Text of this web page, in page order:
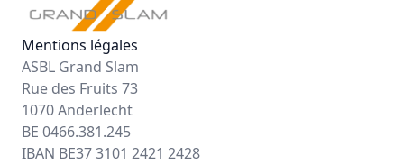
Mentions légales
ASBL Grand Slam
Rue des Fruits 73
1070 Anderlecht
BE 0466.381.245
IBAN BE37 3101 2421 2428